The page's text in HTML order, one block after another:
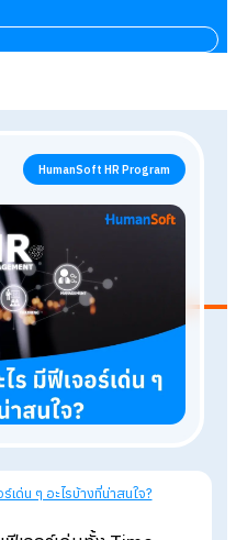
HumanSoft HR Program